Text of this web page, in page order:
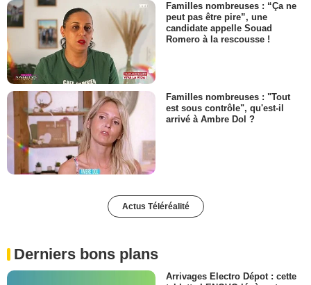
Familles nombreuses : “Ça ne
peut pas être pire”, une
candidate appelle Souad
Romero à la rescousse !
Familles nombreuses : "Tout
est sous contrôle", qu'est-il
arrivé à Ambre Dol ?
Actus Téléréalité
Derniers bons plans
Arrivages Electro Dépot : cette